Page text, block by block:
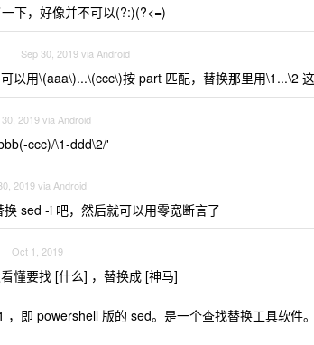
下，好像并不可以(?:)(?<=)
Sep 30, 2019 via Android
以用\(aaa\)...\(ccc\)按 part 匹配，替换那里用\1...\2
30, 2019 via Android
ccc)/\1-ddd\2/'
2019 via Android
sed -i 吧，然后就可以用零宽断言了
Oct 1, 2019
懂要找 [什么] ，替换成 [神马]
，即 powershell 版的 sed。是一个查找替换工具软件。